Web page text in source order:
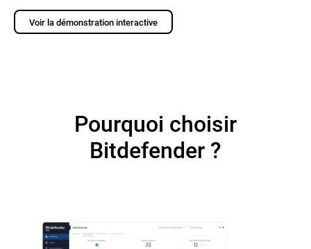
Voir la démonstration interactive
Pourquoi choisir
Bitdefender ?